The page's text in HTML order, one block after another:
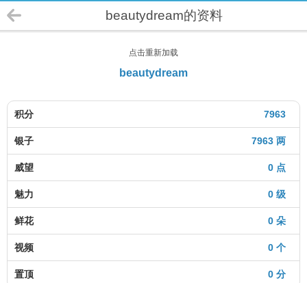
beautydream的资料
点击重新加载
beautydream
7963
积分
7963 两
银子
0 点
威望
0 级
魅力
0 朵
鲜花
0 个
视频
0 分
置顶